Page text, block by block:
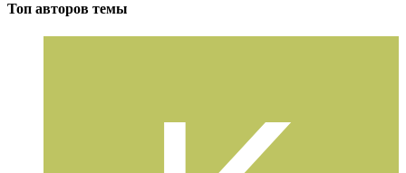
Топ авторов темы